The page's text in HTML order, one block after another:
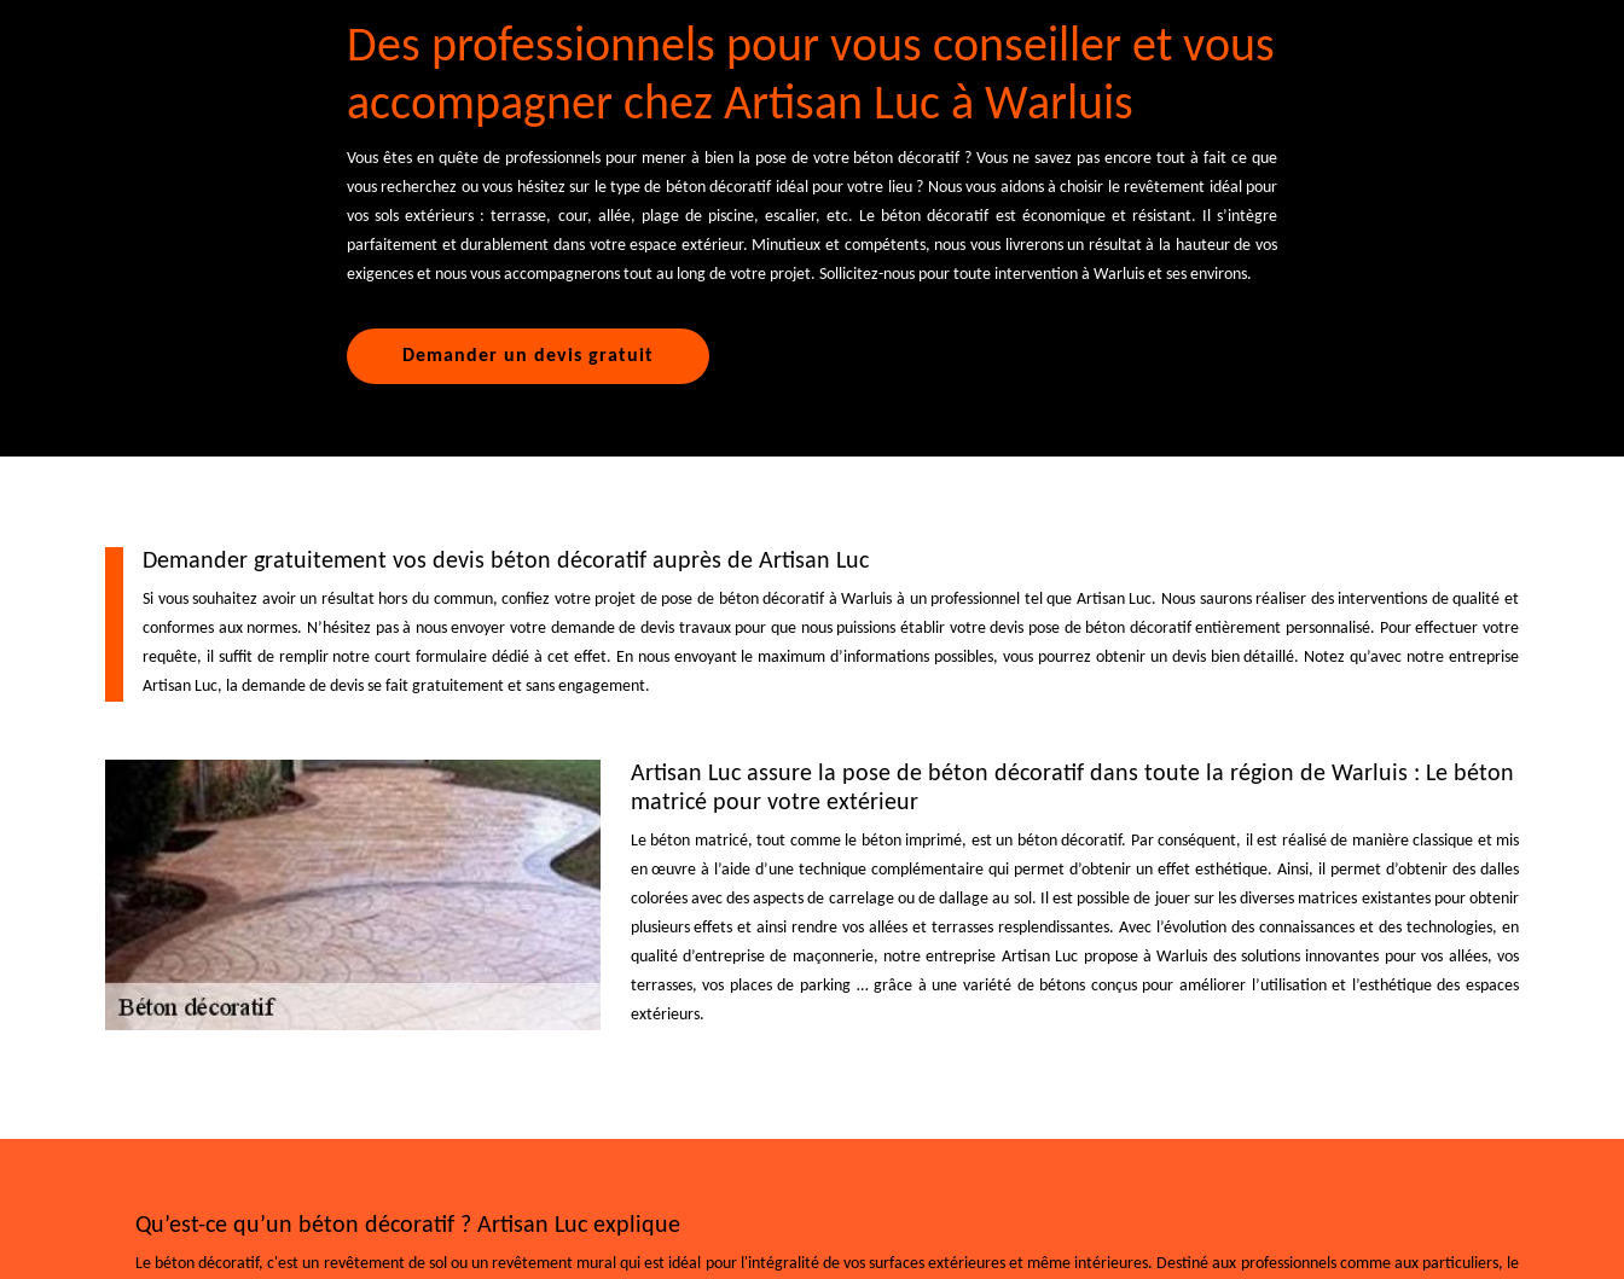
Des professionnels pour vous conseiller et vous
accompagner chez Artisan Luc à Warluis
Vous êtes en quête de professionnels pour mener à bien la pose de votre béton décoratif ? Vous ne savez pas encore tout à fait ce que
vous recherchez ou vous hésitez sur le type de béton décoratif idéal pour votre lieu ? Nous vous aidons à choisir le revêtement idéal pour
vos sols extérieurs : terrasse, cour, allée, plage de piscine, escalier, etc. Le béton décoratif est économique et résistant. Il s’intègre
parfaitement et durablement dans votre espace extérieur. Minutieux et compétents, nous vous livrerons un résultat à la hauteur de vos
exigences et nous vous accompagnerons tout au long de votre projet. Sollicitez-nous pour toute intervention à Warluis et ses environs.
Demander un devis gratuit
Demander gratuitement vos devis béton décoratif auprès de Artisan Luc
Si vous souhaitez avoir un résultat hors du commun, confiez votre projet de pose de béton décoratif à Warluis à un professionnel tel que Artisan Luc. Nous saurons réaliser des interventions de qualité et
conformes aux normes. N’hésitez pas à nous envoyer votre demande de devis travaux pour que nous puissions établir votre devis pose de béton décoratif entièrement personnalisé. Pour effectuer votre
requête, il suffit de remplir notre court formulaire dédié à cet effet. En nous envoyant le maximum d’informations possibles, vous pourrez obtenir un devis bien détaillé. Notez qu’avec notre entreprise
Artisan Luc, la demande de devis se fait gratuitement et sans engagement.
Artisan Luc assure la pose de béton décoratif dans toute la région de Warluis : Le béton
matricé pour votre extérieur
Le béton matricé, tout comme le béton imprimé, est un béton décoratif. Par conséquent, il est réalisé de manière classique et mis
en œuvre à l’aide d’une technique complémentaire qui permet d’obtenir un effet esthétique. Ainsi, il permet d’obtenir des dalles
colorées avec des aspects de carrelage ou de dallage au sol. Il est possible de jouer sur les diverses matrices existantes pour obtenir
plusieurs effets et ainsi rendre vos allées et terrasses resplendissantes. Avec l’évolution des connaissances et des technologies, en
qualité d’entreprise de maçonnerie, notre entreprise Artisan Luc propose à Warluis des solutions innovantes pour vos allées, vos
terrasses, vos places de parking … grâce à une variété de bétons conçus pour améliorer l’utilisation et l’esthétique des espaces
extérieurs.
Qu’est-ce qu’un béton décoratif ? Artisan Luc explique
Le béton décoratif, c'est un revêtement de sol ou un revêtement mural qui est idéal pour l'intégralité de vos surfaces extérieures et même intérieures. Destiné aux professionnels comme aux particuliers, le